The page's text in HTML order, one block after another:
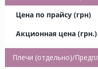
Плечи (отдельно)/